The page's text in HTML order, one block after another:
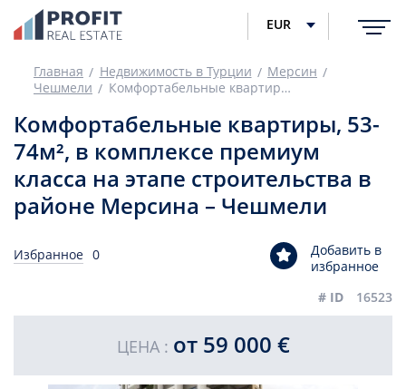
EUR
Главная Недвижимость в Турции
Мерсин
Чешмели
Комфортабельные квартиры, 53-74м², в комплексе премиум класса на этапе строительства в районе Мерсина – Чешмели
Комфортабельные квартиры, 53-
74м², в комплексе премиум
класса на этапе строительства в
районе Мерсина – Чешмели
Избранное 0
Добавить в
избранное
# ID
16523
ЦЕНА : от 59 000 €